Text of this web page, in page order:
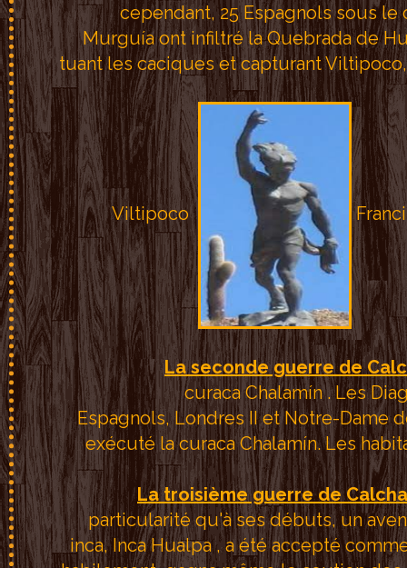
cependant, 25 Espagnols sous
Murguía ont infiltré la Quebrada de
tuant les caciques et capturant
La seconde guerre de
curaca Chalamín . Les
Espagnols, Londres II et Notre-Dame
exécuté la curaca Chalamín. Les
La troisième guerre de
particularité qu'à ses débuts, un
inca, Inca Hualpa , a été accepté